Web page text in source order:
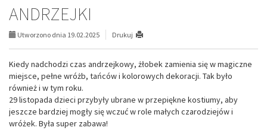
ANDRZEJKI
Utworzono dnia 19.02.2025 Drukuj
Kiedy nadchodzi czas andrzejkowy, żłobek zamienia się w magiczne
miejsce, pełne wróżb, tańców i kolorowych dekoracji. Tak było
również i w tym roku.
29 listopada dzieci przybyły ubrane w przepiękne kostiumy, aby
jeszcze bardziej mogły się wczuć w role małych czarodziejów i
wróżek. Była super zabawa!